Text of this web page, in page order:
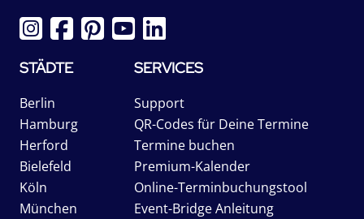
STÄDTE
Berlin
Hamburg
Herford
Bielefeld
Köln
München
SERVICES
Support
QR-Codes für Deine Termine
Termine buchen
Premium-Kalender
Online-Terminbuchungstool
Event-Bridge Anleitung